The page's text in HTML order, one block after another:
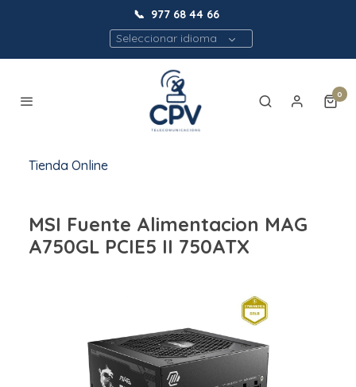
📞 977 68 44 66
Seleccionar idioma
0
Tienda Online
MSI Fuente Alimentacion MAG
A750GL PCIE5 II 750ATX